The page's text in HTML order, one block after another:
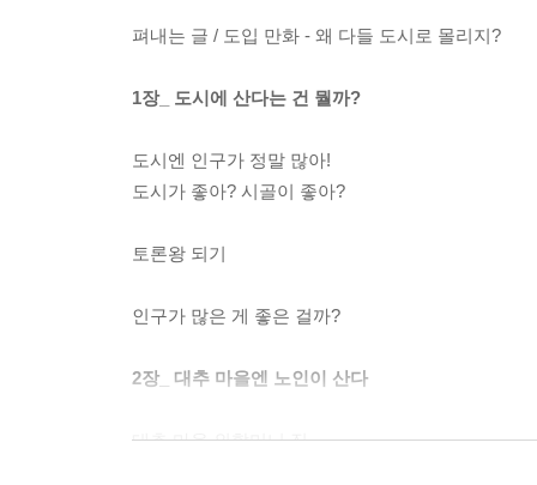
펴내는 글 / 도입 만화 - 왜 다들 도시로 몰리지?
1장_ 도시에 산다는 건 뭘까?
도시엔 인구가 정말 많아!
도시가 좋아? 시골이 좋아?
토론왕 되기
인구가 많은 게 좋은 걸까?
2장_ 대추 마을엔 노인이 산다
대추 마을 외할머니 집